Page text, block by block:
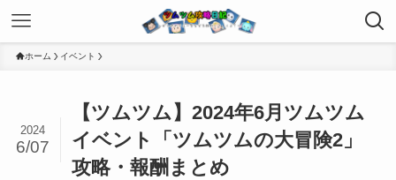
ホーム イベント
【ツムツム】2024年6月ツムツム
イベント「ツムツムの大冒険2」
攻略・報酬まとめ
2024
6/07